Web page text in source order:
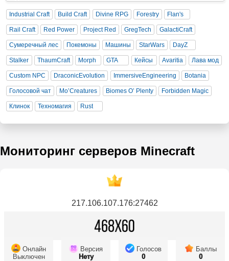
Industrial Craft Build Craft Divine RPG Forestry Flan's
Rail Craft Red Power Project Red GregTech GalactiCraft
Сумеречный лес Покемоны Машины StarWars DayZ
Stalker ThaumCraft Morph GTA Кейсы Avaritia Лава мод
Custom NPC DraconicEvolution ImmersiveEngineering Botania
Голосовой чат Mo’Creatures Biomes O’ Plenty Forbidden Magic
Клинок Техномагия Rust
Мониторинг серверов Minecraft
217.106.107.176:27462
Онлайн
Выключен
Версия
Нету
Голосов
0
Баллы
0